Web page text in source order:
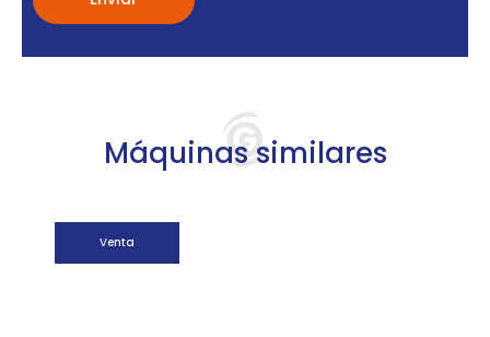
Máquinas similares
Venta